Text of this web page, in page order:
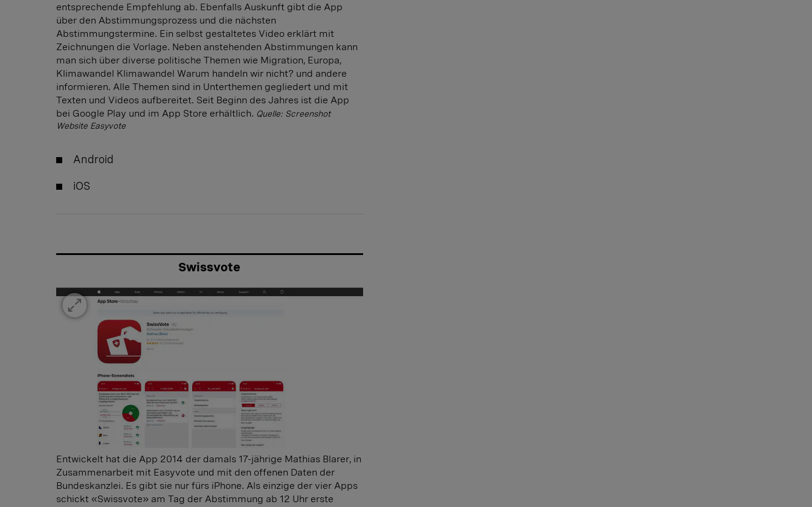
entsprechende Empfehlung ab. Ebenfalls Auskunft gibt die App
über den Abstimmungsprozess und die nächsten
Abstimmungstermine. Ein selbst gestaltetes Video erklärt mit
Zeichnungen die Vorlage. Neben anstehenden Abstimmungen kann
man sich über diverse politische Themen wie Migration, Europa,
Klimawandel Klimawandel Warum handeln wir nicht? und andere
informieren. Alle Themen sind in Unterthemen gegliedert und mit
Texten und Videos aufbereitet. Seit Beginn des Jahres ist die App
bei Google Play und im App Store erhältlich. Quelle: Screenshot
Website Easyvote
Android
iOS
Swissvote
Entwickelt hat die App 2014 der damals 17-jährige Mathias Blarer, in
Zusammenarbeit mit Easyvote und mit den offenen Daten der
Bundeskanzlei. Es gibt sie nur fürs iPhone. Als einzige der vier Apps
schickt «Swissvote» am Tag der Abstimmung ab 12 Uhr erste